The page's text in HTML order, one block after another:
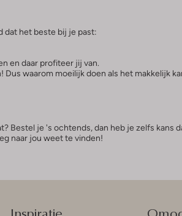
dat het beste bij je past:
en daar profiteer jij van.
waarom moeilijk doen als het makkelijk
Bestel je 's ochtends, dan heb je zelfs kans
naar jou weet te vinden!